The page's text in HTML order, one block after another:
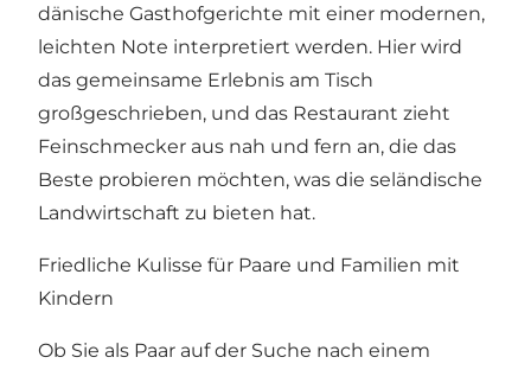
dänische Gasthofgerichte mit einer modernen,
leichten Note interpretiert werden. Hier wird
das gemeinsame Erlebnis am Tisch
großgeschrieben, und das Restaurant zieht
Feinschmecker aus nah und fern an, die das
Beste probieren möchten, was die seländische
Landwirtschaft zu bieten hat.
Friedliche Kulisse für Paare und Familien mit
Kindern
Ob Sie als Paar auf der Suche nach einem